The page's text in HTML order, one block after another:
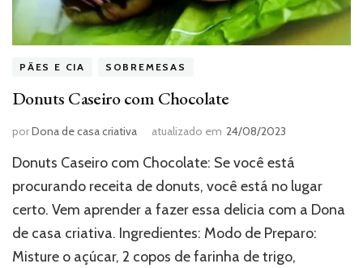
PÃES E CIA SOBREMESAS
Donuts Caseiro com Chocolate
porDona de casa criativa atualizado em 24/08/2023
Donuts Caseiro com Chocolate: Se você está
procurando receita de donuts, você está no lugar
certo. Vem aprender a fazer essa delicia com a Dona
de casa criativa. Ingredientes: Modo de Preparo:
Misture o açúcar, 2 copos de farinha de trigo,